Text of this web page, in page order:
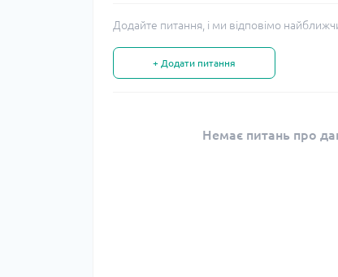
Додайте питання, і ми відповімо
+ Додати питання
Немає питань про